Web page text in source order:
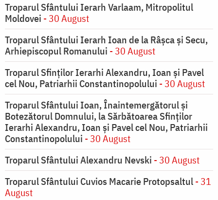
Troparul Sfântului Ierarh Varlaam, Mitropolitul
Moldovei - 30 August
Troparul Sfântului Ierarh Ioan de la Râşca şi Secu,
Arhiepiscopul Romanului - 30 August
Troparul Sfinţilor Ierarhi Alexandru, Ioan şi Pavel
cel Nou, Patriarhii Constantinopolului - 30 August
Troparul Sfântului Ioan, Înaintemergătorul şi
Botezătorul Domnului, la Sărbătoarea Sfinţilor
Ierarhi Alexandru, Ioan şi Pavel cel Nou, Patriarhii
Constantinopolului - 30 August
Troparul Sfântului Alexandru Nevski - 30 August
Troparul Sfântului Cuvios Macarie Protopsaltul- 31
August